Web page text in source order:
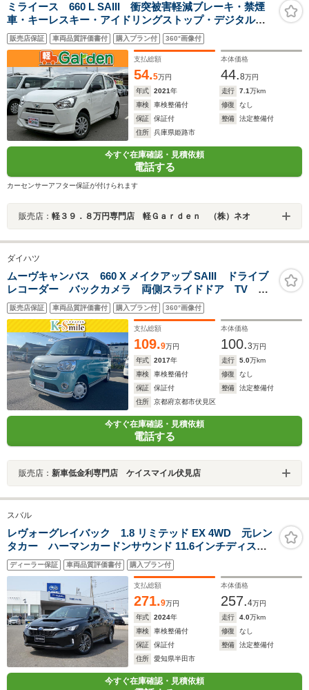
ミライース 660 L SAIII 衝突被害軽減ブレーキ・禁煙
車・キーレスキー・アイドリングストップ・デジタルメ
ーター
販売店保証 車両品質評価書付 購入プラン付 360°画像付
支払総額
54.5万円
本体価格
44.8万円
年式
2021年 走行 7.1万km
車検
車検整備付 修復
なし
保証
保証付 整備
法定整備付
住所
兵庫県姫路市
今すぐ在庫確認・見積依頼
電話する
カーセンサーアフター保証が付けられます
販売店： 軽３９．８万円専門店 軽Ｇａｒｄｅｎ （株）ネオ
ダイハツ
ムーヴキャンバス 660 X メイクアップ SAIII ドライブ
レコーダー バックカメラ 両側スライドドア TV ク
リアランスソナー 衝突被害軽減システム オートマチ
ックハイビーム スマートキー アイドリングストッ
プ 電動格納ミラー CVT ベンチシート
販売店保証 車両品質評価書付 購入プラン付 360°画像付
支払総額
109.9万円
本体価格
100.3万円
年式
2017年 走行 5.0万km
車検
車検整備付 修復
なし
保証
保証付 整備
法定整備付
住所
京都府京都市伏見区
今すぐ在庫確認・見積依頼
電話する
販売店： 新車低金利専門店 ケイスマイル伏見店
スバル
レヴォーグレイバック 1.8 リミテッド EX 4WD 元レン
タカー ハーマンカードンサウンド 11.6インチディスプ
レイ フルセグ Bluetoothオーディオ フロントカメ
ラ サイドカメラ バックカメラ 全周囲カメラ 電動
リヤゲート シートヒーター
ディーラー保証 車両品質評価書付 購入プラン付
支払総額
271.9万円
本体価格
257.4万円
年式
2024年 走行 4.0万km
車検
車検整備付 修復
なし
保証
保証付 整備
法定整備付
住所
愛知県半田市
今すぐ在庫確認・見積依頼